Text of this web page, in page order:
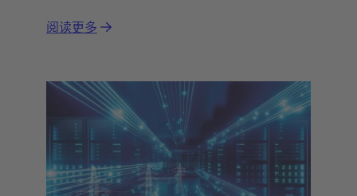
阅读更多